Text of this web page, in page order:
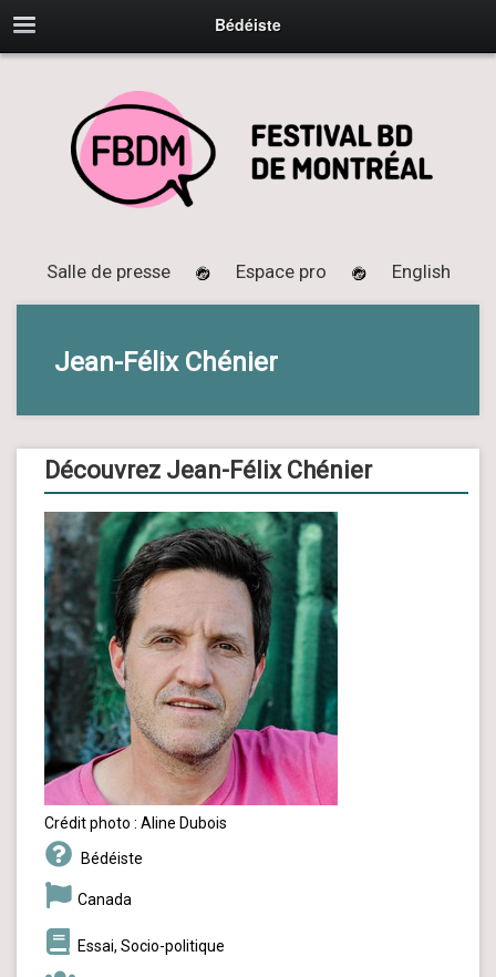
Bédéiste
Salle de presse Espace pro English
Jean-Félix Chénier
Découvrez Jean-Félix Chénier
Crédit photo : Aline Dubois
Bédéiste
Canada
Essai, Socio-politique